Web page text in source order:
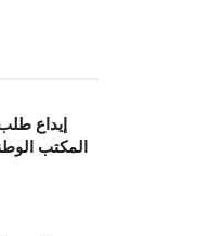
إيداع
المكتب